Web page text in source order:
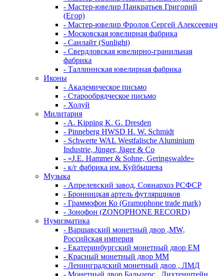
- Мастер-ювелир Панкратьев Григорий
(Егор)
- Мастер-ювелир Фролов Сергей Алексеевич
- Московская ювелирная фабрика
- Санлайт (Sunlight)
- Свердловская ювелирно-гранильная
фабрика
- Таллиннская ювелирная фабрика
Иконы
- Академическое письмо
- Старообрядческое письмо
- Холуй
Милитария
- A. Kipping K. G. Dresden
- Pinneberg HWSD H. W. Schmidt
- Schwerte WAL Westfalische Aluminium
Industrie, Jünger, Jäger & Co
- «J.E. Hammer & Sohne, Geringswalde»
- к/г фабрика им. Куйбышева
Музыка
- Апрелевский завод, Совнархоз РСФСР
- Бронницкая артель футлярщиков
- Граммофон Ко (Gramophone trade mark)
- Зонофон (ZONOPHONE RECORD)
Нумизматика
- Варшавский монетный двор ,MW,
Российская империя
- Екатеринбургский монетный двор ЕМ
- Красный монетный двор ММ
- Ленинградский монетный двор , ЛМД
- Монетный двор Бальцерс , Лихтенштейн